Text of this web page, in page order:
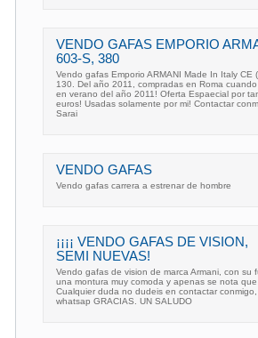
VENDO GAFAS EMPORIO
603-S, 380
Vendo gafas Emporio ARMANI Made In Italy CE
130. Del año 2011, compradas en Roma
en verano del año 2011! Oferta Espaecial por
euros! Usadas solamente por mi! Contactar
Sarai
VENDO GAFAS
Vendo gafas carrera a estrenar de hombre
¡¡¡¡ VENDO GAFAS DE VISION,
SEMI NUEVAS!
Vendo gafas de vision de marca Armani, con su
una montura muy comoda y apenas se nota que
Cualquier duda no dudeis en contactar
whatsap GRACIAS. UN SALUDO